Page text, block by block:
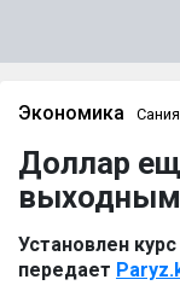
Экономика
Доллар
Установлен
передает